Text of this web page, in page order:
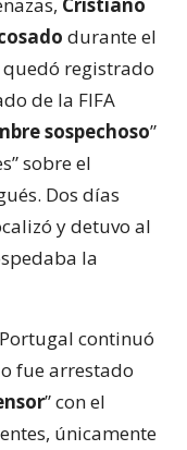
durante el
registrado
de la FIFA
sospechoso”
sobre el
Dos días
y detuvo al
la
continuó
fue arrestado
” con el
únicamente